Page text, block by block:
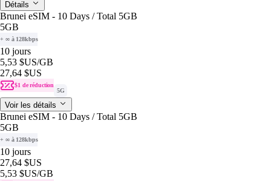
Détails
Brunei eSIM - 10 Days / Total 5GB
5GB
+ ∞ à 128kbps
10 jours
5,53 $US/GB
27,64 $US
$1 de réduction
5G
Voir les détails
Brunei eSIM - 10 Days / Total 5GB
5GB
+ ∞ à 128kbps
10 jours
27,64 $US
5,53 $US/GB